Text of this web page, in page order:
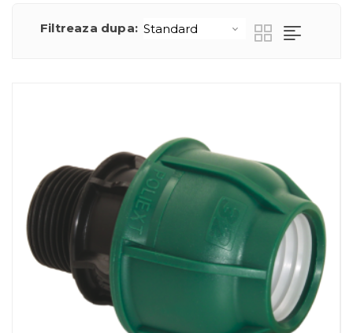
Filtreaza dupa: